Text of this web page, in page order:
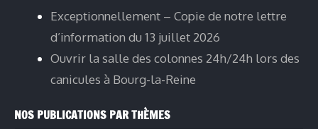
Exceptionnellement – Copie de notre lettre
d’information du 13 juillet 2026
Ouvrir la salle des colonnes 24h/24h lors des
canicules à Bourg-la-Reine
NOS PUBLICATIONS PAR THÈMES